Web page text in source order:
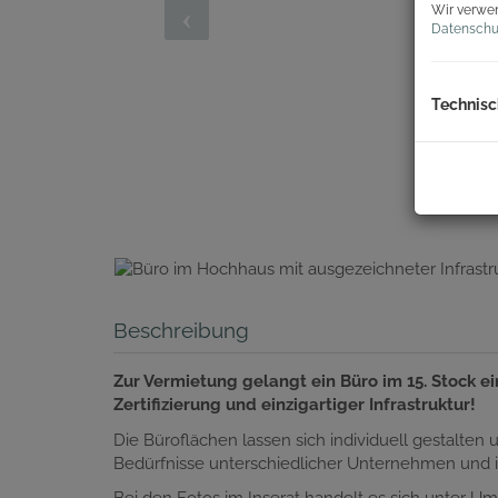
Beschreibung
Zur Vermietung gelangt ein Büro im 15. Stock
Zertifizierung und einzigartiger Infrastruktur!
Die Büroflächen lassen sich individuell gestalten
Bedürfnisse unterschiedlicher Unternehmen und
Wir